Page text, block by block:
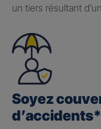
un tiers résultant
Soyez
d’accidents*